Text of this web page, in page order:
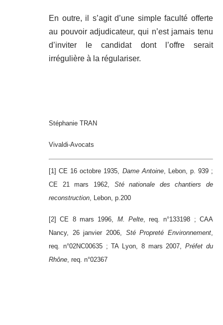
En outre, il s’agit d’une simple faculté offerte
au pouvoir adjudicateur, qui n’est jamais tenu
d’inviter le candidat dont l’offre serait
irrégulière à la régulariser.
Stéphanie TRAN
Vivaldi-Avocats
[1] CE 16 octobre 1935, Dame Antoine, Lebon, p. 939 ;
CE 21 mars 1962, Sté nationale des chantiers de
reconstruction, Lebon, p.200
[2] CE 8 mars 1996, M. Pelte, req. n°133198 ; CAA
Nancy, 26 janvier 2006, Sté Propreté Environnement,
req. n°02NC00635 ; TA Lyon, 8 mars 2007,Préfet du
Rhône, req. n°02367